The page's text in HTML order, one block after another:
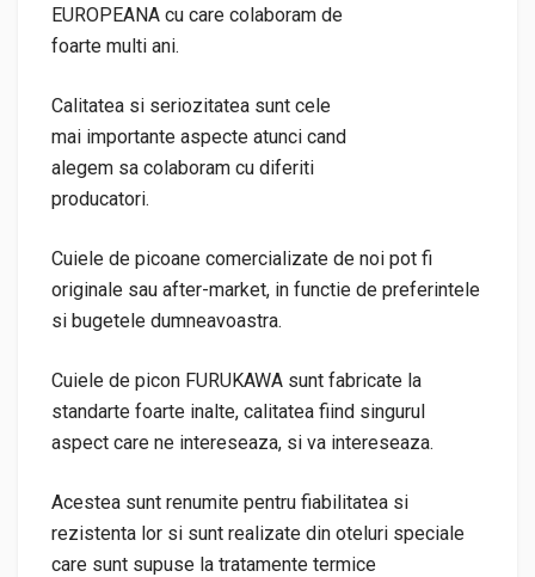
EUROPEANA cu care colaboram de
foarte multi ani.
Calitatea si seriozitatea sunt cele
mai importante aspecte atunci cand
alegem sa colaboram cu diferiti
producatori.
Cuiele de picoane comercializate de noi pot fi
originale sau after-market, in functie de preferintele
si bugetele dumneavoastra.
Cuiele de picon FURUKAWA sunt fabricate la
standarte foarte inalte, calitatea fiind singurul
aspect care ne intereseaza, si va intereseaza.
Acestea sunt renumite pentru fiabilitatea si
rezistenta lor si sunt realizate din oteluri speciale
care sunt supuse la tratamente termice